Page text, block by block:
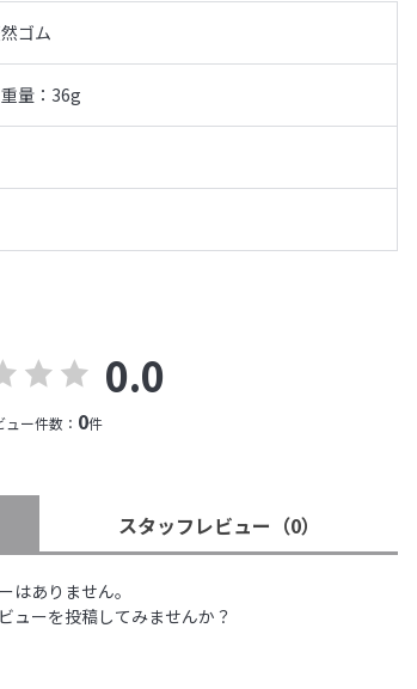
ゴム
量：36g
0.0
ュー件数： 0件
スタッフレビュー （0）
はありません。
ューを投稿してみませんか？